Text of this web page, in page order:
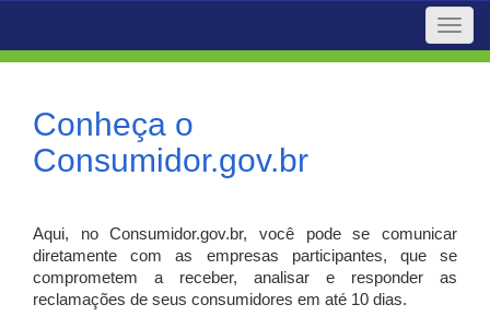
Toggle
Conheça o
Consumidor.gov.br
Aqui, no Consumidor.gov.br, você pode se comunicar
diretamente com as empresas participantes, que se
comprometem a receber, analisar e responder as
reclamações de seus consumidores em até 10 dias.